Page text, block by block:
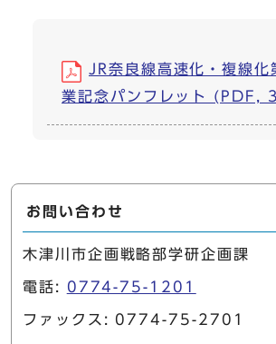
JR奈良線高速化・複線化
業記念パンフレット (PDF,
お問い合わせ
木津川市企画戦略部学研企画課
電話: 0774-75-1201
ファックス: 0774-75-2701